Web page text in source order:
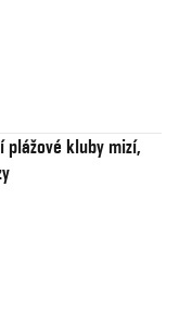
plážové kluby mizí,